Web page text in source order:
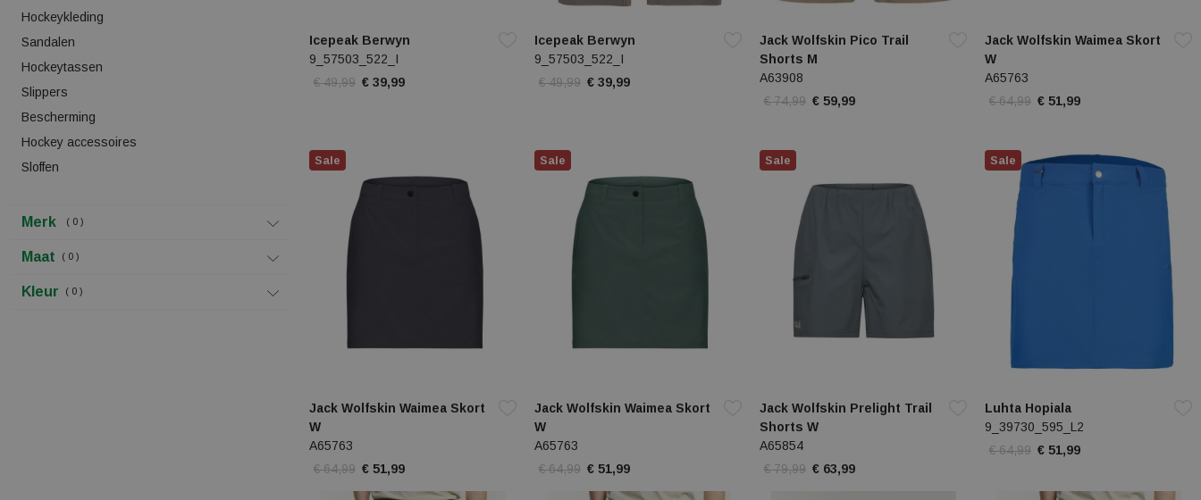
Hockeykleding
Sandalen
Hockeytassen
Slippers
Bescherming
Hockey accessoires
Sloffen
Merk 0
Maat 0
Kleur 0
Icepeak Berwyn
9_57503_522_I
€ 49,99 € 39,99
Icepeak Berwyn
9_57503_522_I
€ 49,99 € 39,99
Jack Wolfskin Pico Trail
Shorts M
A63908
€ 74,99 € 59,99
Jack Wolfskin Waimea Skort
W
A65763
€ 64,99 € 51,99
Jack Wolfskin Waimea Skort
W
A65763
€ 64,99 € 51,99
Sale
Jack Wolfskin Waimea Skort
W
A65763
€ 64,99 € 51,99
Sale
Jack Wolfskin Prelight Trail
Shorts W
A65854
€ 79,99 € 63,99
Sale
Luhta Hopiala
9_39730_595_L2
€ 64,99 € 51,99
Sale